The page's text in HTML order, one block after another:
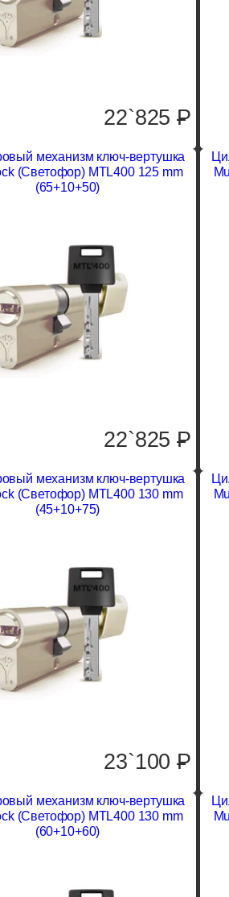
22`825P
механизм ключ-вертушка
(Светофор) MTL400 125 mm
(65+10+50)
22`825P
механизм ключ-вертушка
(Светофор) MTL400 130 mm
(45+10+75)
23`100P
механизм ключ-вертушка
(Светофор) MTL400 130 mm
(60+10+60)